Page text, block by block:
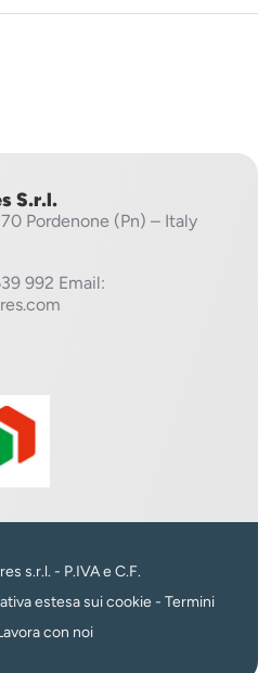
S.r.l.
Pordenone (Pn) – Italy
992 Email:
s.r.l. - P.IVA e C.F.
estesa sui cookie - Termini
con noi